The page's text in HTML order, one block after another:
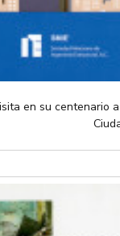
en su centenario